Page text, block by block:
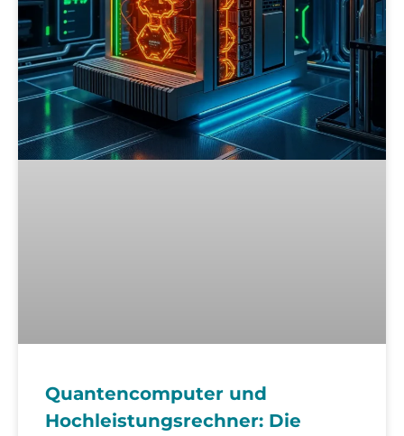
Quantencomputer und
Hochleistungsrechner: Die